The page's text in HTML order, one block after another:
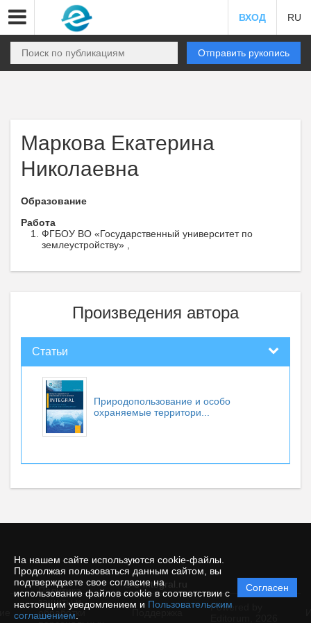
На нашем сайте используются cookie-файлы.
Продолжая пользоваться данным сайтом, вы
подтверждаете свое согласие на
использование файлов cookie в соответствии с
настоящим уведомлением и Пользовательским
соглашением
Согласен
ВХОД RU
Отправить рукопись
Маркова Екатерина
Николаевна
Образование
Работа
ФГБОУ ВО «Государственный университет по
землеустройству» ,
Произведения автора
Статьи
Природопользование и особо
охраняемые территори...
© e-integral.ru
Политика
защиты и
обработки
Powered by